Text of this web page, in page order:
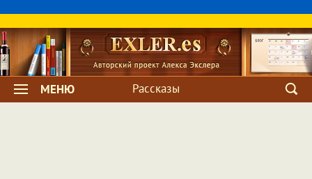
МЕНЮ Рассказы